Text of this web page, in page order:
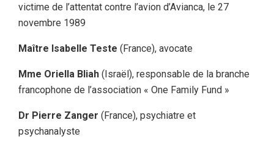
victime de l’attentat contre l’avion d’Avianca, le 27
novembre 1989
Maître Isabelle Teste (France), avocate
Mme Oriella Bliah (Israël), responsable de la branche
francophone de l’association « One Family Fund »
Dr Pierre Zanger (France), psychiatre et
psychanalyste